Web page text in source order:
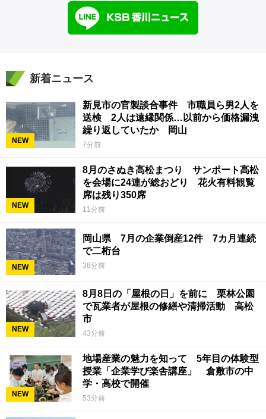
新着ニュース
NEW
新見市の官製談合事件 市職員ら男2人を
送検 2人は遠縁関係…以前から価格漏洩
繰り返していたか 岡山
7分前
NEW
8月のさぬき高松まつり サンポート高松
を会場に24連が総おどり 花火有料観覧
席は残り350席
11分前
NEW
岡山県 7月の企業倒産12件 7カ月連続
で二桁台
38分前
NEW
8月8日の「屋根の日」を前に 栗林公園
で瓦業者が屋根の修繕や清掃活動 高松
市
43分前
NEW
地場産業の魅力を知って 5年目の体験型
授業「企業学び楽舎講座」 倉敷市の中
学・高校で開催
53分前